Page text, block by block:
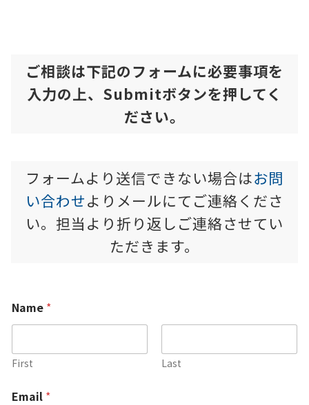
ご相談は下記のフォームに必要事項を
入力の上、Submitボタンを押してく
ださい。
フォームより送信できない場合はお問
い合わせよりメールにてご連絡くださ
い。担当より折り返しご連絡させてい
ただきます。
Name *
First Last
Email *